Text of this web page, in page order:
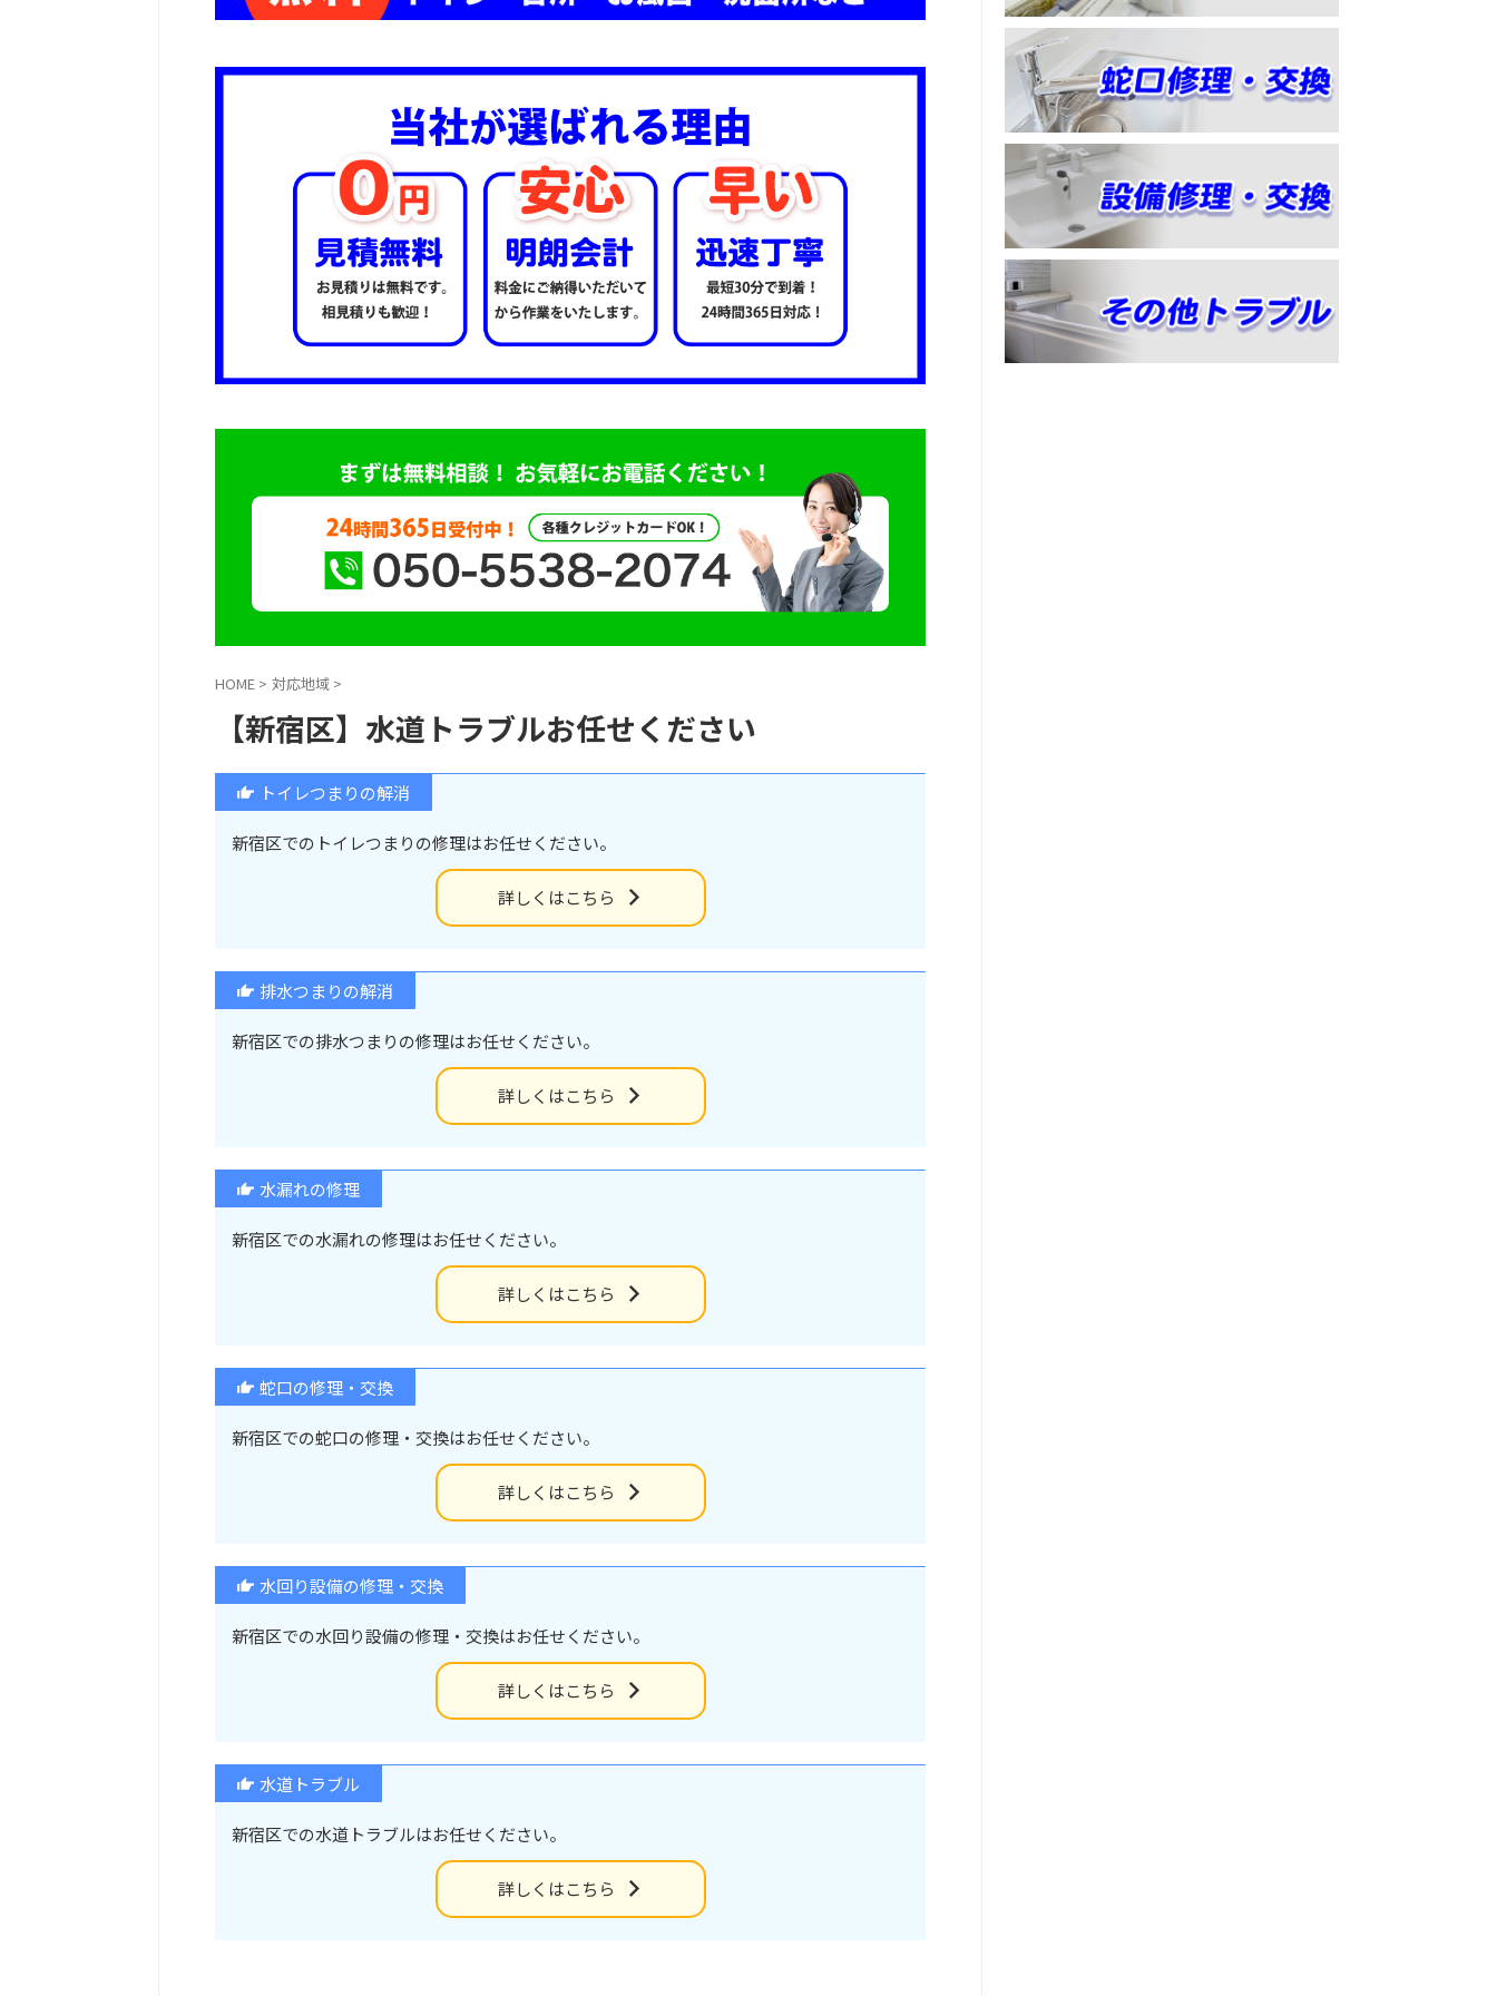
HOME > 対応地域 >
【新宿区】水道トラブルお任せください
トイレつまりの解消
新宿区でのトイレつまりの修理はお任せください。
詳しくはこちら
排水つまりの解消
新宿区での排水つまりの修理はお任せください。
詳しくはこちら
水漏れの修理
新宿区での水漏れの修理はお任せください。
詳しくはこちら
蛇口の修理・交換
新宿区での蛇口の修理・交換はお任せください。
詳しくはこちら
水回り設備の修理・交換
新宿区での水回り設備の修理・交換はお任せください。
詳しくはこちら
水道トラブル
新宿区での水道トラブルはお任せください。
詳しくはこちら